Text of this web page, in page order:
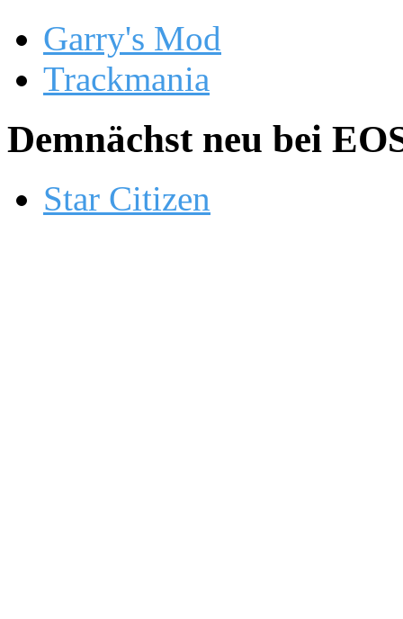
Garry's Mod
Trackmania
Demnächst neu bei
Star Citizen